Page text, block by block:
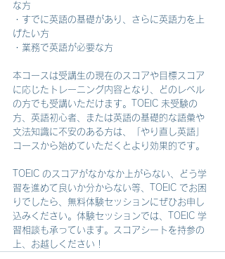
な方
・すでに英語の基礎があり、さらに英語力を上
げたい方
・業務で英語が必要な方
本コースは受講生の現在のスコアや目標スコア
に応じたトレーニング内容となり、どのレベル
の方でも受講いただけます。TOEIC 未受験の
方、英語初心者、または英語の基礎的な語彙や
文法知識に不安のある方は、「やり直し英語」
コースから始めていただくとより効果的です。
TOEIC のスコアがなかなか上がらない、どう学
習を進めて良いか分からない等、TOEIC でお困
りでしたら、無料体験セッションにぜひお申し
込みください。体験セッションでは、TOEIC 学
習相談も承っています。スコアシートを持参の
上、お越しください！